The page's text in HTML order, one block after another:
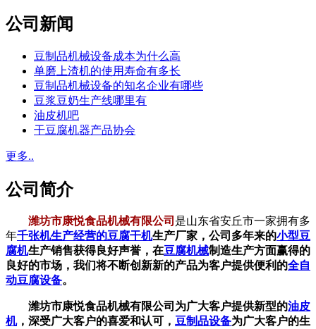
公司新闻
豆制品机械设备成本为什么高
单磨上渣机的使用寿命有多长
豆制品机械设备的知名企业有哪些
豆浆豆奶生产线哪里有
油皮机吧
干豆腐机器产品协会
更多..
公司简介
潍坊市康悦食品机械有限公司 是山东省安丘市一家拥有多
年千张机生产经营的豆腐干机生产厂家，公司多年来的小型豆
腐机生产销售获得良好声誉，在豆腐机械制造生产方面赢得的
良好的市场，我们将不断创新新的产品为客户提供便利的全自
动豆腐设备。
潍坊市康悦食品机械有限公司为广大客户提供新型的油皮
机，深受广大客户的喜爱和认可， 豆制品设备为广大客户的生